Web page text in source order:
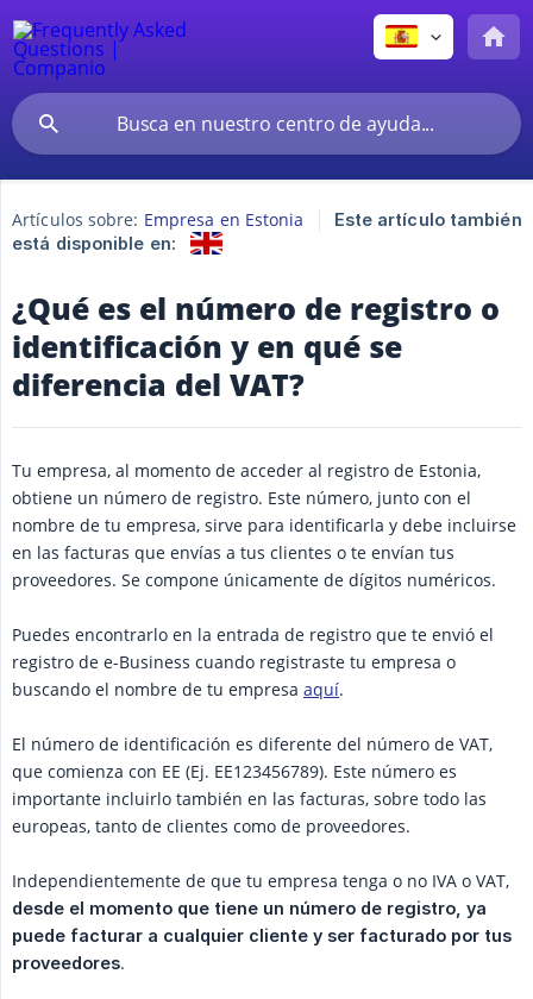
Artículos sobre: Empresa en Estonia
Este artículo también
está disponible en:
¿Qué es el número de registro o
identificación y en qué se
diferencia del VAT?
Tu empresa, al momento de acceder al registro de Estonia,
obtiene un número de registro. Este número, junto con el
nombre de tu empresa, sirve para identificarla y debe incluirse
en las facturas que envías a tus clientes o te envían tus
proveedores. Se compone únicamente de dígitos numéricos.
Puedes encontrarlo en la entrada de registro que te envió el
registro de e-Business cuando registraste tu empresa o
buscando el nombre de tu empresa aquí.
El número de identificación es diferente del número de VAT,
que comienza con EE (Ej. EE123456789). Este número es
importante incluirlo también en las facturas, sobre todo las
europeas, tanto de clientes como de proveedores.
Independientemente de que tu empresa tenga o no IVA o VAT,
desde el momento que tiene un número de registro, ya
puede facturar a cualquier cliente y ser facturado por tus
proveedores.